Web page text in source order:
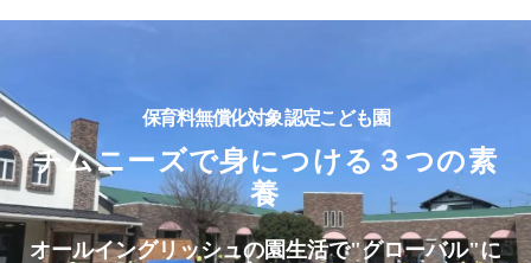
保育料無償化対象 認定こども園
チムニーズで身につける３つの素
養
オールイングリッシュの園生活で"グローバル"に